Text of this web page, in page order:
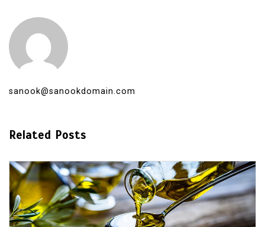
sanook@sanookdomain.com
Related Posts